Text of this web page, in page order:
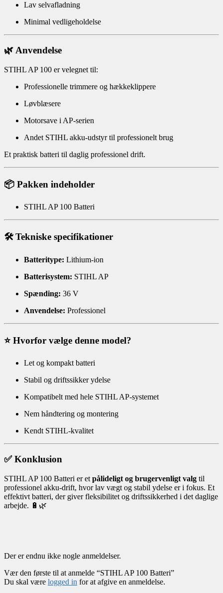
Lav selvafladning
Minimal vedligeholdelse
🌿 Anvendelse
STIHL AP 100 er velegnet til:
Professionelle trimmere og hækkeklippere
Løvblæsere
Motorsave i AP-serien
Andet STIHL akku-udstyr til professionelt brug
Et praktisk batteri til daglig professionel drift.
📦 Pakken indeholder
STIHL AP 100 Batteri
🛠️ Tekniske specifikationer
Batteritype: Lithium-ion
Batterisystem: STIHL AP
Spænding: 36 V
Anvendelse: Professionel
⭐ Hvorfor vælge denne model?
Let og kompakt batteri
Stabil og driftssikker ydelse
Kompatibelt med hele STIHL AP-systemet
Nem håndtering og montering
Kendt STIHL-kvalitet
✅ Konklusion
STIHL AP 100 Batteri er et pålideligt og brugervenligt valg til
professionel akku-drift, hvor lav vægt og stabil ydelse er i fokus. Et
effektivt batteri, der giver fleksibilitet og driftssikkerhed i det daglige
arbejde. 🔋🌿
Der er endnu ikke nogle anmeldelser.
Vær den første til at anmelde “STIHL AP 100 Batteri”
Du skal være logged in for at afgive en anmeldelse.